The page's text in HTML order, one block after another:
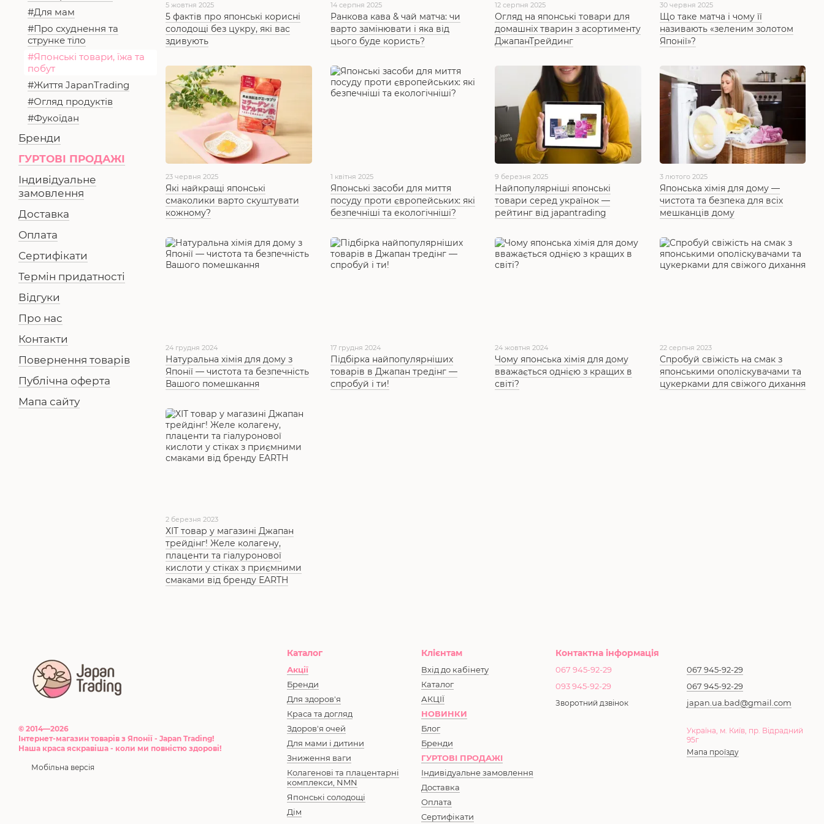
5 жовтня 2025
5 фактів про японські корисні
солодощі без цукру, які вас
здивують
14 серпня 2025
Ранкова кава & чай матча: чи
варто замінювати і яка від
цього буде користь?
12 серпня 2025
Огляд на японські товари для
домашніх тварин з асортименту
ДжапанТрейдинг
30 червня 2025
Що таке матча і чому її
називають «зеленим золотом
Японії»?
23 червня 2025
Які найкращі японські
смаколики варто скуштувати
кожному?
1 квітня 2025
Японські засоби для миття
посуду проти європейських: які
безпечніші та екологічніші?
9 березня 2025
Найпопулярніші японські
товари серед українок —
рейтинг від japantrading
3 лютого 2025
Японська хімія для дому —
чистота та безпека для всіх
мешканців дому
24 грудня 2024
Натуральна хімія для дому з
Японії — чистота та безпечність
Вашого помешкання
17 грудня 2024
Підбірка найпопулярніших
товарів в Джапан тредінг —
спробуй і ти!
24 жовтня 2024
Чому японська хімія для дому
вважається однією з кращих в
світі?
22 серпня 2023
Спробуй свіжість на смак з
японськими ополіскувачами та
цукерками для свіжого дихання
2 березня 2023
ХІТ товар у магазині Джапан
трейдінг! Желе колагену,
плаценти та гіалуронової
кислоти у стіках з приємними
смаками від бренду EARTH
#Для мам
#Про схуднення та
струнке тіло
#Японські товари, їжа та
побут
#Життя JapanTrading
#Огляд продуктів
#Фукоїдан
Бренди
ГУРТОВІ ПРОДАЖІ
Індивідуальне
замовлення
Доставка
Оплата
Сертифікати
Термін придатності
Відгуки
Про нас
Контакти
Повернення товарів
Публічна оферта
Мапа сайту
© 2014—2026
Інтернет-магазин товарів з Японії - Japan Trading!
Наша краса яскравіша - коли ми повністю здорові!
Мобільна версія
Каталог
Акції
Бренди
Для здоров'я
Краса та догляд
Здоров'я очей
Для мами і дитини
Зниження ваги
Колагенові та плацентарні
комплекси, NMN
Японські солодощі
Дім
Клієнтам
Вхід до кабінету
Каталог
АКЦІЇ
НОВИНКИ
Блог
Бренди
ГУРТОВІ ПРОДАЖІ
Індивідуальне замовлення
Доставка
Оплата
Сертифікати
Контактна інформація
067 945-92-29
093 945-92-29
Зворотний дзвінок
067 945-92-29
067 945-92-29
japan.ua.bad@gmail.com
Україна, м. Київ, пр. Відрадний
95г
Мапа проїзду